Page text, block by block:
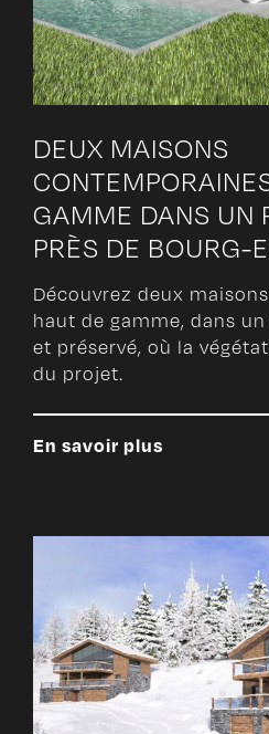
DEUX MAISONS
GAMME DANS UN
PRÈS DE BOURG-
Découvrez deux
haut de gamme, dans
et préservé, où la
du projet.
En savoir plus